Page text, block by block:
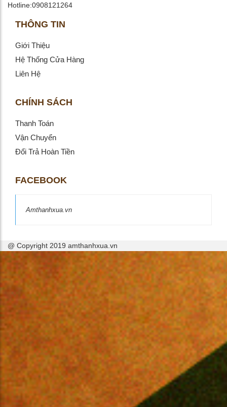
Hotline:0908121264
THÔNG TIN
Giới Thiệu
Hệ Thống Cửa Hàng
Liên Hệ
CHÍNH SÁCH
Thanh Toán
Vận Chuyển
Đổi Trả Hoàn Tiền
FACEBOOK
Amthanhxua.vn
@ Copyright 2019 amthanhxua.vn